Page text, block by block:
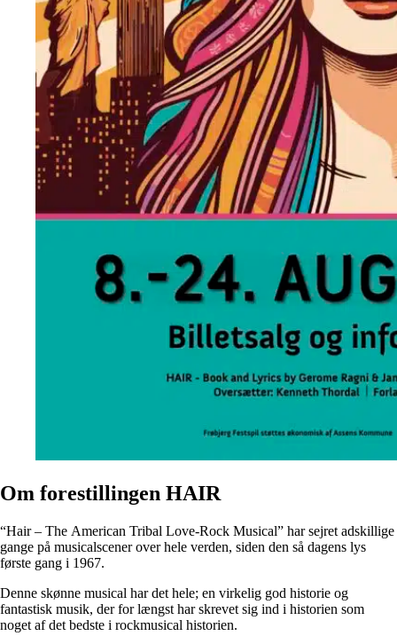
Om forestillingen HAIR
“Hair – The American Tribal Love-Rock Musical” har sejret adskillige
gange på musicalscener over hele verden, siden den så dagens lys
første gang i 1967.
Denne skønne musical har det hele; en virkelig god historie og
fantastisk musik, der for længst har skrevet sig ind i historien som
noget af det bedste i rockmusical historien.